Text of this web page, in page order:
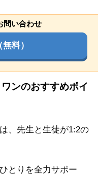
問い合わせ
料）
ンのおすすめポイ
、先生と生徒が1:2の
とりを全力サポー